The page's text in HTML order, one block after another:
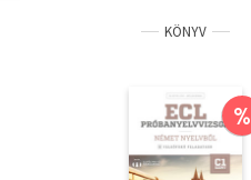
KÖNYV
%